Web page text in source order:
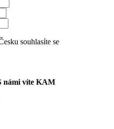
souhlasíte se
námi víte KAM